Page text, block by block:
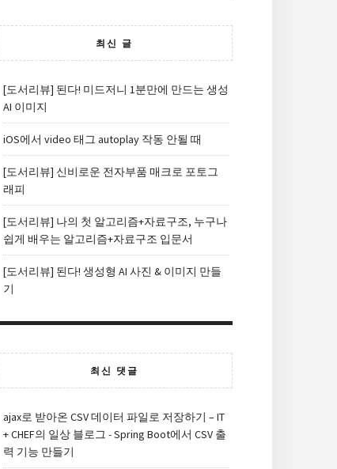
최신 글
[도서리뷰] 된다! 미드저니 1분만에 만드는 생성
AI 이미지
iOS에서 video 태그 autoplay 작동 안될 때
[도서리뷰] 신비로운 전자부품 매크로 포토그
래피
[도서리뷰] 나의 첫 알고리즘+자료구조, 누구나
쉽게 배우는 알고리즘+자료구조 입문서
[도서리뷰] 된다! 생성형 AI 사진 & 이미지 만들
기
최신 댓글
ajax로 받아온 CSV 데이터 파일로 저장하기 – IT
+ CHEF의 일상 블로그 -Spring Boot에서 CSV 출
력 기능 만들기